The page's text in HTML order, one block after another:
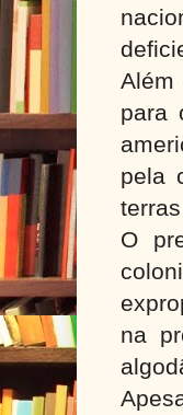
Além
para
pela
O
na